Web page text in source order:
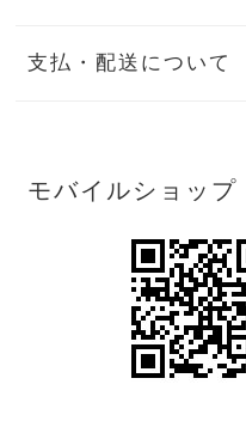
支払・配送について
モバイルショップ